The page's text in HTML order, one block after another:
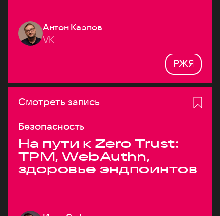
Антон Карпов
VK
РЖЯ
Смотреть запись
Безопасность
На пути к Zero Trust:
TPM, WebAuthn,
здоровье эндпоинтов